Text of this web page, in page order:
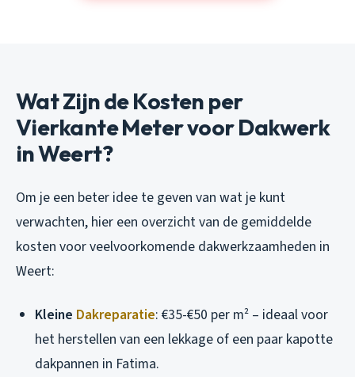
Wat Zijn de Kosten per
Vierkante Meter voor Dakwerk
in Weert?
Om je een beter idee te geven van wat je kunt
verwachten, hier een overzicht van de gemiddelde
kosten voor veelvoorkomende dakwerkzaamheden in
Weert:
Kleine Dakreparatie: €35-€50 per m² – ideaal voor
het herstellen van een lekkage of een paar kapotte
dakpannen in Fatima.